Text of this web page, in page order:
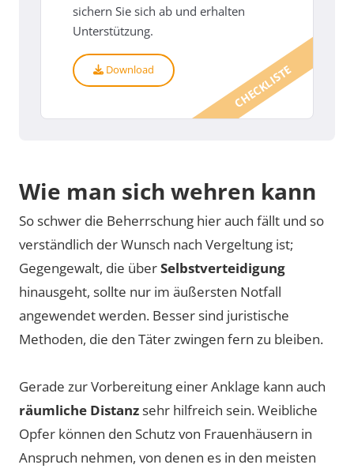
CHECKLISTE
sichern Sie sich ab und erhalten
Unterstützung.
Download
Wie man sich wehren kann
So schwer die Beherrschung hier auch fällt und so
verständlich der Wunsch nach Vergeltung ist;
Gegengewalt, die überSelbstverteidigung
hinausgeht, sollte nur im äußersten Notfall
angewendet werden. Besser sind juristische
Methoden, die den Täter zwingen fern zu bleiben.
Gerade zur Vorbereitung einer Anklage kann auch
räumliche Distanzsehr hilfreich sein. Weibliche
Opfer können den Schutz von Frauenhäusern in
Anspruch nehmen, von denen es in den meisten